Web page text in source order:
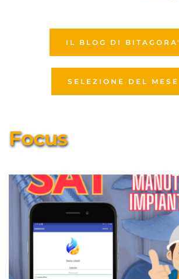
IL BLOG DI BITAGORA'
SELEZIONE DEL MESE
Focus